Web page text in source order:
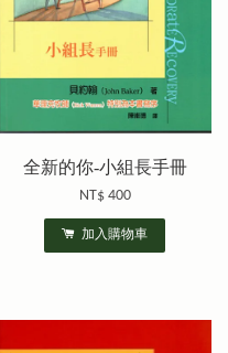
全新的你-小組長手冊
NT$ 400
加入購物車